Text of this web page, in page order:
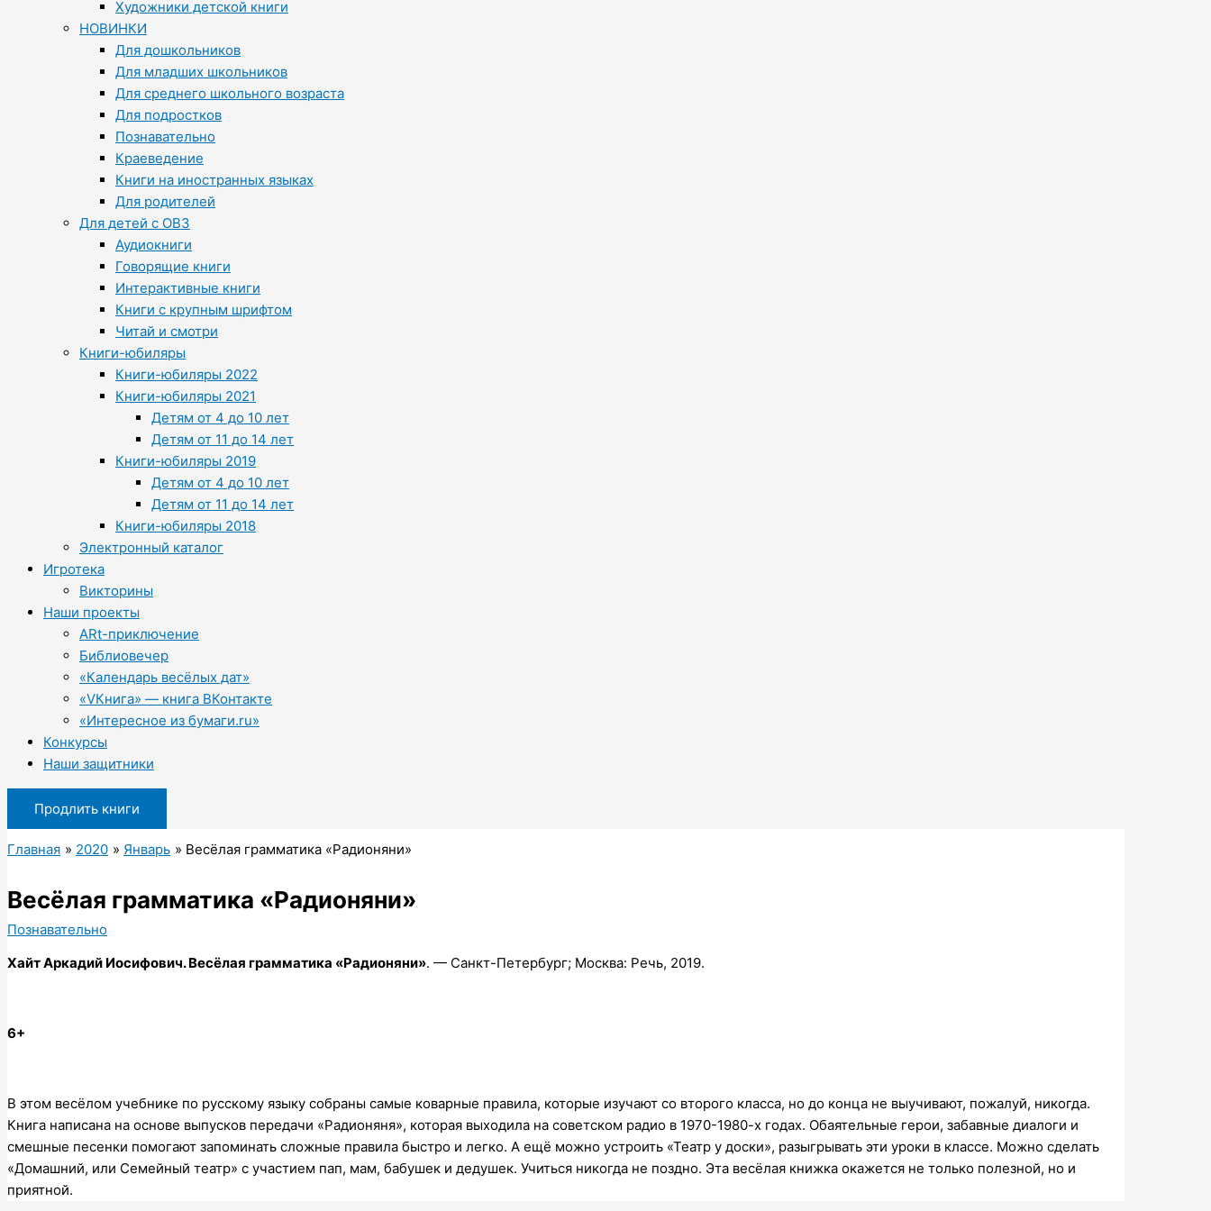
Художники детской книги
НОВИНКИ
Для дошкольников
Для младших школьников
Для среднего школьного возраста
Для подростков
Познавательно
Краеведение
Книги на иностранных языках
Для родителей
Для детей с ОВЗ
Аудиокниги
Говорящие книги
Интерактивные книги
Книги с крупным шрифтом
Читай и смотри
Книги-юбиляры
Книги-юбиляры 2022
Книги-юбиляры 2021
Детям от 4 до 10 лет
Детям от 11 до 14 лет
Книги-юбиляры 2019
Детям от 4 до 10 лет
Детям от 11 до 14 лет
Книги-юбиляры 2018
Электронный каталог
Игротека
Викторины
Наши проекты
ARt-приключение
Библиовечер
«Календарь весёлых дат»
«VКнига» — книга ВКонтакте
«Интересное из бумаги.ru»
Конкурсы
Наши защитники
Продлить книги
Главная 2020 Январь Весёлая грамматика «Радионяни»
Весёлая грамматика «Радионяни»
Познавательно
Хайт Аркадий Иосифович. Весёлая грамматика «Радионяни». — Санкт-Петербург; Москва: Речь, 2019.
6+
В этом весёлом учебнике по русскому языку собраны самые коварные правила, которые изучают со второго класса, но до конца не выучивают, пожалуй, никогда.
Книга написана на основе выпусков передачи «Радионяня», которая выходила на советском радио в 1970-1980-х годах. Обаятельные герои, забавные диалоги и
смешные песенки помогают запоминать сложные правила быстро и легко. А ещё можно устроить «Театр у доски», разыгрывать эти уроки в классе. Можно сделать
«Домашний, или Семейный театр» с участием пап, мам, бабушек и дедушек. Учиться никогда не поздно. Эта весёлая книжка окажется не только полезной, но и
приятной.